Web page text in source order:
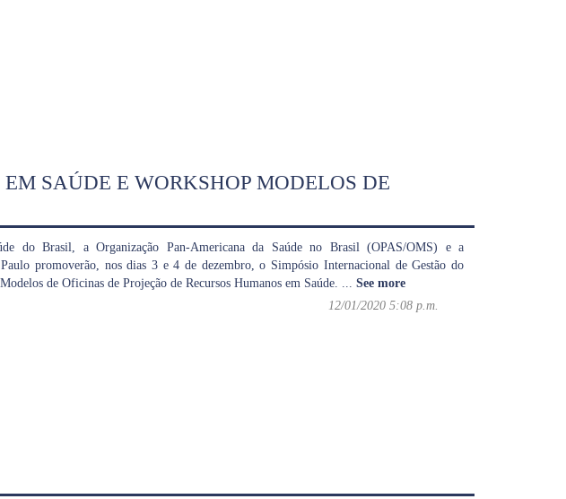
SAÚDE E WORKSHOP MODELOS DE
do Brasil, a Organização Pan-Americana da Saúde no Brasil (OPAS/OMS) e a
promoverão, nos dias 3 e 4 de dezembro, o Simpósio Internacional de Gestão do
de Oficinas de Projeção de Recursos Humanos em Saúde. ... See more
12/01/2020 5:08 p.m.